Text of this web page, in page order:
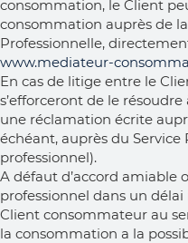
consommation, le Client
consommation auprès de
Professionnelle,
www.mediateur-
En cas de litige entre le
s’efforceront de le
une réclamation écrite
échéant, auprès du Service
professionnel).
A défaut d’accord amiable
professionnel dans un délai
Client consommateur au
la consommation a la